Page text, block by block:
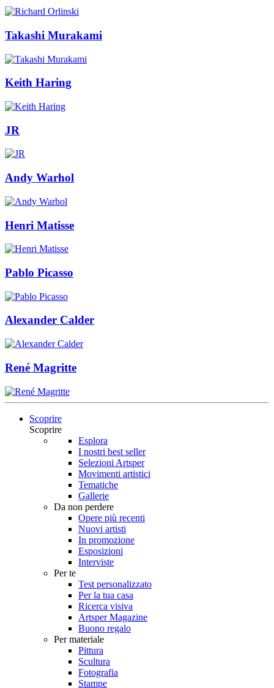
Takashi Murakami
Keith Haring
JR
Andy Warhol
Henri Matisse
Pablo Picasso
Alexander Calder
René Magritte
Scoprire
Scoprire
Esplora
I nostri best seller
Selezioni Artsper
Movimenti artistici
Tematiche
Gallerie
Da non perdere
Opere più recenti
Nuovi artisti
In promozione
Esposizioni
Interviste
Per te
Test personalizzato
Per la tua casa
Ricerca visiva
Artsper Magazine
Buono regalo
Per materiale
Pittura
Scultura
Fotografia
Stampe